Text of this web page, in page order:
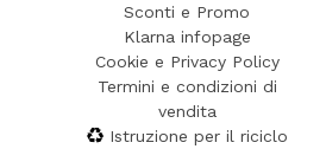
Sconti e Promo
Klarna infopage
Cookie e Privacy Policy
Termini e condizioni di
vendita
Istruzione per il riciclo